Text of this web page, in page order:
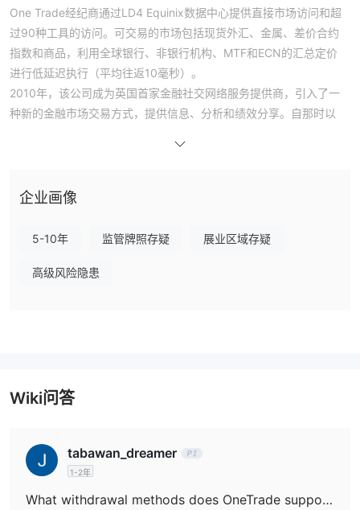
One Trade经纪商通过LD4 Equinix数据中心提供直接市场访问和超
过90种工具的访问。可交易的市场包括现货外汇、金属、差价合约
指数和商品，利用全球银行、非银行机构、MTF和ECN的汇总定价
进行低延迟执行（平均往返10毫秒）。
2010年，该公司成为英国首家金融社交网络服务提供商，引入了一
种新的金融市场交易方式，提供信息、分析和绩效分享。自那时以
监管机构
需要注意的是，它目前的状态被列为“
可疑克隆”。与OneTrade相关
证号码是537787。
灵活性，可以分散投资组合并在各个市场中寻找机会。
2. 可访问的最低存款：
场。
3. 专业客户的高杠杆：
企业画像
5-10年 监管牌照存疑 展业区域存疑
高级风险隐患
Wiki问答
tabawan_dreamer
1-2年
What withdrawal methods does OneTrade support?